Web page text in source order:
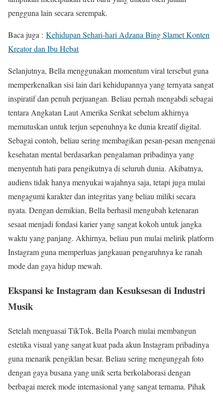
pengguna lain secara serempak.
Baca juga : Kehidupan Sehari-hari Adzana Bing Slamet Konten
Kreator dan Ibu Hebat
Selanjutnya, Bella menggunakan momentum viral tersebut guna
memperkenalkan sisi lain dari kehidupannya yang ternyata sangat
inspiratif dan penuh perjuangan. Beliau pernah mengabdi sebagai
tentara Angkatan Laut Amerika Serikat sebelum akhirnya
memutuskan untuk terjun sepenuhnya ke dunia kreatif digital.
Sebagai contoh, beliau sering membagikan pesan-pesan mengenai
kesehatan mental berdasarkan pengalaman pribadinya yang
menyentuh hati para pengikutnya di seluruh dunia. Akibatnya,
audiens tidak hanya menyukai wajahnya saja, tetapi juga mulai
mengagumi karakter dan integritas yang beliau miliki secara
nyata. Dengan demikian, Bella berhasil mengubah ketenaran
sesaat menjadi fondasi karier yang sangat kokoh untuk jangka
waktu yang panjang. Akhirnya, beliau pun mulai melirik platform
Instagram guna memperluas jangkauan pengaruhnya ke ranah
mode dan gaya hidup mewah.
Ekspansi ke Instagram dan Kesuksesan di Industri
Musik
Setelah menguasai TikTok, Bella Poarch mulai membangun
estetika visual yang sangat kuat pada akun Instagram pribadinya
guna menarik pengiklan besar. Beliau sering mengunggah foto
dengan gaya busana yang unik serta berkolaborasi dengan
berbagai merek mode internasional yang sangat ternama. Pihak